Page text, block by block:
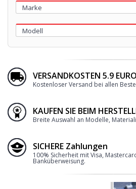
VERSANDKOSTEN 5.9 EURO
Kostenloser Versand bei allen
KAUFEN SIE BEIM
Breite Auswahl an Modelle,
SICHERE Zahlungen
100% Sicherheit mit Visa,
Banküberweisung.